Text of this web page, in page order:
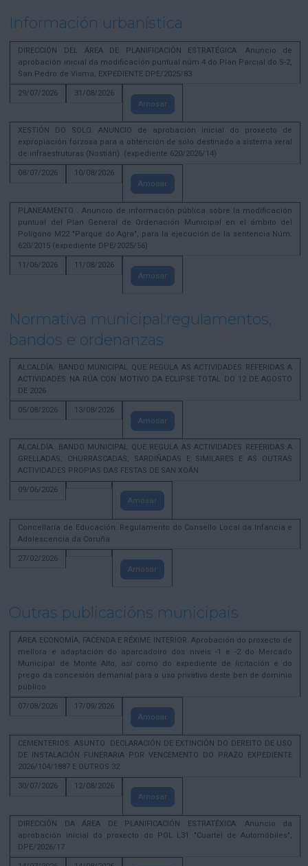
Información urbanística
DIRECCIÓN DEL ÁREA DE PLANIFICACIÓN ESTRATÉGICA. Anuncio de
aprobación inicial da modificación puntual núm 4 do Plan Parcial do S-2,
San Pedro de Visma, EXPEDIENTE DPE/2025/83
29/07/2026
31/08/2026
Amosar
XESTIÓN DO SOLO. ANUNCIO de aprobación inicial do proxecto de
expropiación forzosa para a obtención de solo destinado a sistema xeral
de infraestruturas (Nostián). (expediente 620/2026/14)
08/07/2026
10/08/2026
Amosar
PLANEAMENTO . Anuncio de información pública sobre la modificación
puntual del Plan General de Ordenación Municipal en el ámbito del
Polígono M22 "Parque do Agra", para la ejecución de la sentencia Núm.
620/2015 (expediente DPE/2025/56)
11/06/2026
11/08/2026
Amosar
Normativa municipal:regulamentos,
bandos e ordenanzas
ALCALDÍA. BANDO MUNICIPAL QUE REGULA AS ACTIVIDADES REFERIDAS A
ACTIVIDADES NA RÚA CON MOTIVO DA ECLIPSE TOTAL DO 12 DE AGOSTO
DE 2026
05/08/2026
13/08/2026
Amosar
ALCALDÍA. BANDO MUNICIPAL QUE REGULA AS ACTIVIDADES REFERIDAS A
GRELLADAS, CHURRASCADAS, SARDIÑADAS E SIMILARES E AS OUTRAS
ACTIVIDADES PROPIAS DAS FESTAS DE SAN XOÁN
09/06/2026
Amosar
Concellaría de Educación. Regulamento do Consello Local da Infancia e
Adolescencia da Coruña
27/02/2026
Amosar
Outras publicacións municipais
ÁREA ECONOMÍA, FACENDA E RÉXIME INTERIOR. Aprobación do proxecto de
mellora e adaptación do aparcadoiro dos niveis -1 e -2 do Mercado
Municipal de Monte Alto, así como do expediente de licitación e do
prego da concesión demanial para o uso privativo deste ben de dominio
público
07/08/2026
17/09/2026
Amosar
CEMENTERIOS. ASUNTO: DECLARACIÓN DE EXTINCIÓN DO DEREITO DE USO
DE INSTALACIÓN FUNERARIA POR VENCEMENTO DO PRAZO EXPEDIENTE
2026/104/1887 E OUTROS 32
30/07/2026
12/08/2026
Amosar
DIRECCIÓN DA ÁREA DE PLANIFICACIÓN ESTRATÉXICA. Anuncio da
aprobación inicial do proxecto do POL L31 "Cuartel de Automóbiles",
DPE/2026/17